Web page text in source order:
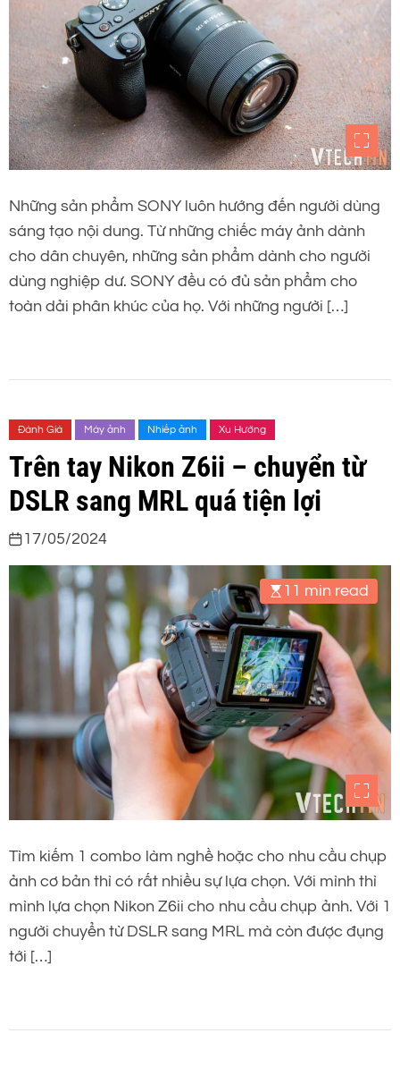
Những sản phẩm SONY luôn hướng đến người dùng
sáng tạo nội dung. Từ những chiếc máy ảnh dành
cho dân chuyên, những sản phẩm dành cho người
dùng nghiệp dư. SONY đều có đủ sản phẩm cho
toàn dải phân khúc của họ. Với những người […]
Đánh Giá Máy ảnh Nhiếp ảnh Xu Hướng
Trên tay Nikon Z6ii – chuyển từ
DSLR sang MRL quá tiện lợi
17/05/2024
11 min read
Tìm kiếm 1 combo làm nghề hoặc cho nhu cầu chụp
ảnh cơ bản thì có rất nhiều sự lựa chọn. Với mình thì
mình lựa chọn Nikon Z6ii cho nhu cầu chụp ảnh. Với 1
người chuyển từ DSLR sang MRL mà còn được đụng
tới […]